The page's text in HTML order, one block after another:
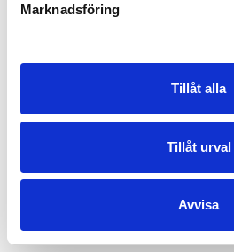
Marknadsföring
Tillåt alla
Tillåt urval
Avvisa